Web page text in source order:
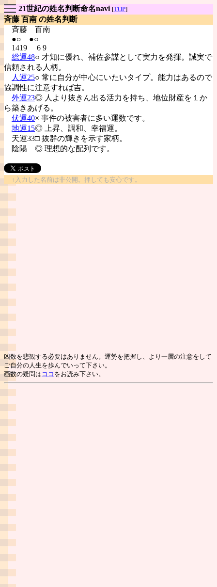
21世紀の姓名判断命名navi [TOP]
斉藤 百南 の姓名判断
斉藤 百南
●○ ●○
1419 6 9
総運48○ 才知に優れ、補佐参謀として実力を発揮。誠実で
信頼される人柄。
人運25○ 常に自分が中心にいたいタイプ。能力はあるので
協調性に注意すれば吉。
外運23◎ 人より抜きん出る活力を持ち、地位財産を１か
ら築きあげる。
伏運40× 事件の被害者に多い運数です。
地運15◎ 上昇、調和、幸福運。
天運33□ 抜群の輝きを示す家柄。
陰陽 ◎ 理想的な配列です。
↑入力した名前は非公開。押しても安心です。
凶数を悲観する必要はありません。運勢を把握し、より一層の注意をして
ご自分の人生を歩んでいって下さい。
画数の疑問は ココ をお読み下さい。